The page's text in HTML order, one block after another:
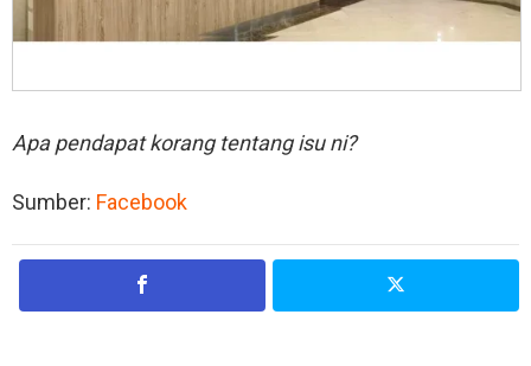
Apa pendapat korang tentang isu ni?
Sumber: Facebook